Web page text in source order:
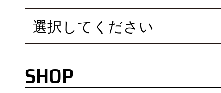
選択してください
SHOP